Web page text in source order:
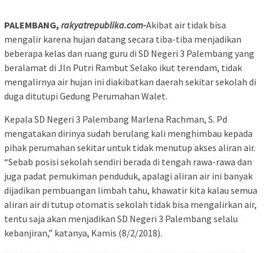
PALEMBANG, rakyatrepublika.com-Akibat air tidak bisa
mengalir karena hujan datang secara tiba-tiba menjadikan
beberapa kelas dan ruang guru di SD Negeri 3 Palembang yang
beralamat di Jln Putri Rambut Selako ikut terendam, tidak
mengalirnya air hujan ini diakibatkan daerah sekitar sekolah di
duga ditutupi Gedung Perumahan Walet.
Kepala SD Negeri 3 Palembang Marlena Rachman, S. Pd
mengatakan dirinya sudah berulang kali menghimbau kepada
pihak perumahan sekitar untuk tidak menutup akses aliran air.
“Sebab posisi sekolah sendiri berada di tengah rawa-rawa dan
juga padat pemukiman penduduk, apalagi aliran air ini banyak
dijadikan pembuangan limbah tahu, khawatir kita kalau semua
aliran air di tutup otomatis sekolah tidak bisa mengalirkan air,
tentu saja akan menjadikan SD Negeri 3 Palembang selalu
kebanjiran,” katanya, Kamis (8/2/2018).